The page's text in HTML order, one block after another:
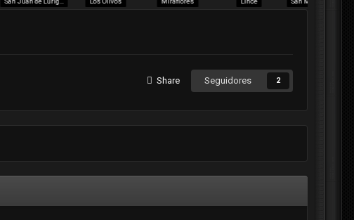
Share Seguidores 2